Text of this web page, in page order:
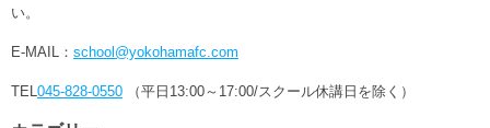
い。
E-MAIL： school@yokohamafc.com
TEL 045-828-0550 （平日13:00～17:00/スクール休講日を除く）